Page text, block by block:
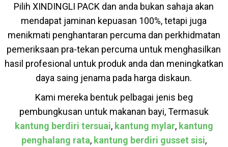
Pilih XINDINGLI PACK dan anda bukan sahaja akan
mendapat jaminan kepuasan 100%, tetapi juga
menikmati penghantaran percuma dan perkhidmatan
pemeriksaan pra-tekan percuma untuk menghasilkan
hasil profesional untuk produk anda dan meningkatkan
daya saing jenama pada harga diskaun.
Kami mereka bentuk pelbagai jenis beg
pembungkusan untuk makanan bayi, Termasuk
kantung berdiri tersuai, kantung mylar, kantung
penghalang rata, kantung berdiri gusset sisi,